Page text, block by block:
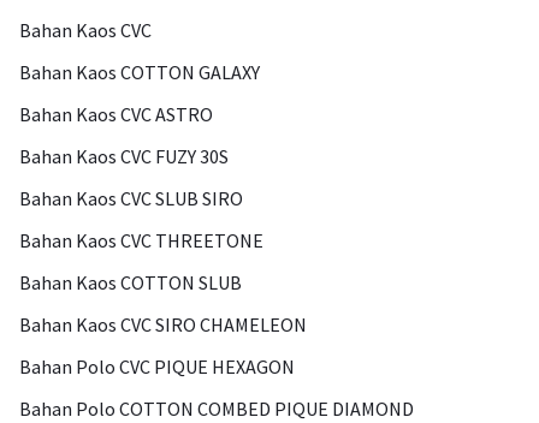
Bahan Kaos CVC
Bahan Kaos COTTON GALAXY
Bahan Kaos CVC ASTRO
Bahan Kaos CVC FUZY 30S
Bahan Kaos CVC SLUB SIRO
Bahan Kaos CVC THREETONE
Bahan Kaos COTTON SLUB
Bahan Kaos CVC SIRO CHAMELEON
Bahan Polo CVC PIQUE HEXAGON
Bahan Polo COTTON COMBED PIQUE DIAMOND